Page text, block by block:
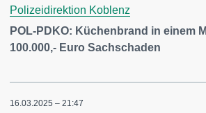
Polizeidirektion Koblenz
POL-PDKO: Küchenbrand in einem
100.000,- Euro Sachschaden
16.03.2025 – 21:47